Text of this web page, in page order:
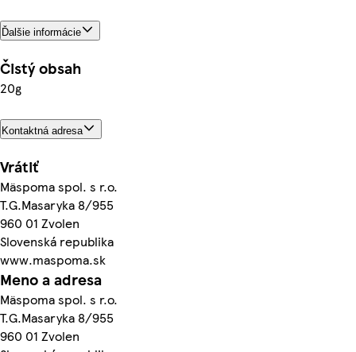
Ďalšie informácie
Čistý obsah
20g
Kontaktná adresa
Vrátiť
Mäspoma spol. s r.o.
T.G.Masaryka 8/955
960 01 Zvolen
Slovenská republika
www.maspoma.sk
Meno a adresa
Mäspoma spol. s r.o.
T.G.Masaryka 8/955
960 01 Zvolen